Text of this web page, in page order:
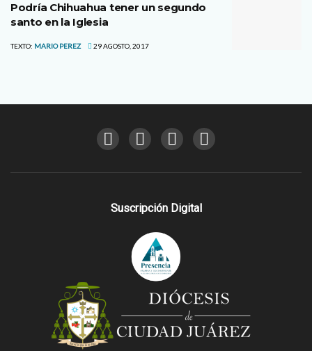
Podría Chihuahua tener un segundo
santo en la Iglesia
TEXTO: MARIO PEREZ 29 AGOSTO, 2017
Suscripción Digital